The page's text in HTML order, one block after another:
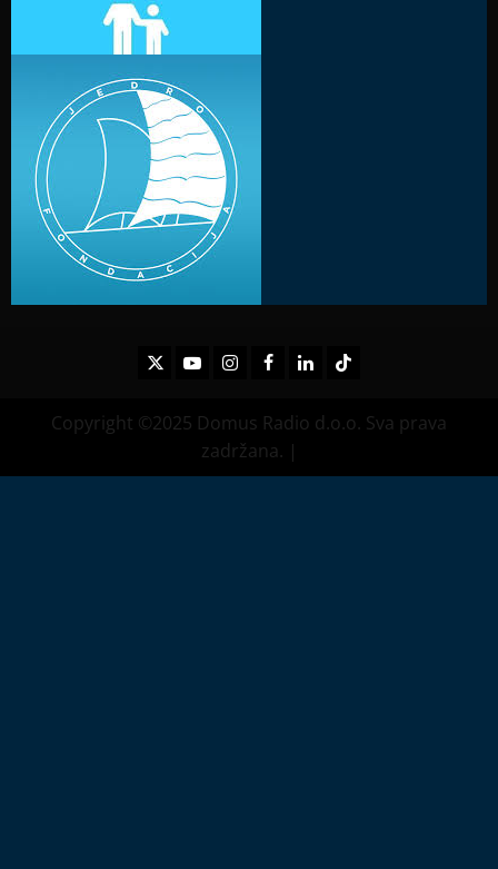
TwitterYoutubeInstagramFacebook
LinkedInTikTok
Copyright ©2025 Domus Radio d.o.o. Sva prava
zadržana. |